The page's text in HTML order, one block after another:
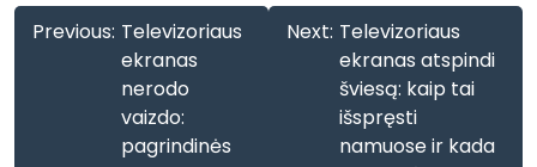
Navigacija
Previous: Televizoriaus
ekranas
nerodo
vaizdo:
pagrindinės
Next: Televizoriaus
ekranas atspindi
šviesą: kaip tai
išspręsti
namuose ir kada